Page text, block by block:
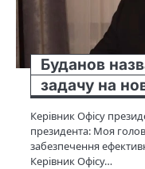
Буданов
задачу на
Керівник Офісу
президента: Моя
забезпечення
Керівник Офісу…